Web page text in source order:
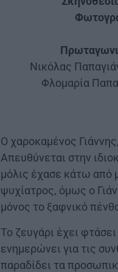
Νικόλας
Φλομαρία
Ο χαροκαμένος
Απευθύνεται στην
μόλις έχασε κάτω από
ψυχίατρος, όμως ο
μόνος το ξαφνικό
Το ζευγάρι έχει
ενημερώνει για τις
παραδίδει τα